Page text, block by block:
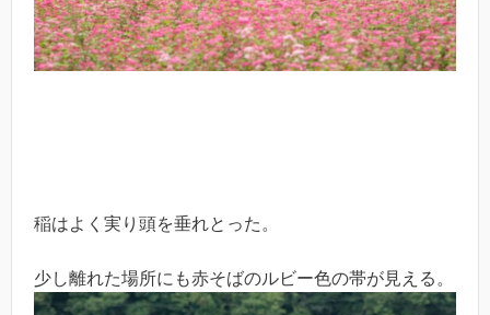
稲はよく実り頭を垂れとった。
少し離れた場所にも赤そばのルビー色の帯が見える。